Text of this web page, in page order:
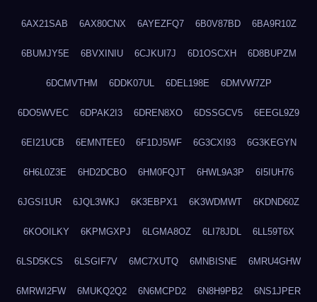
6AX21SAB 6AX80CNX 6AYEZFQ7 6B0V87BD 6BA9R10Z
6BUMJY5E 6BVXINIU 6CJKUI7J 6D1OSCXH 6D8BUPZM
6DCMVTHM 6DDK07UL 6DEL198E 6DMVW7ZP
6DO5WVEC 6DPAK2I3 6DREN8XO 6DSSGCV5 6EEGL9Z9
6EI21UCB 6EMNTEE0 6F1DJ5WF 6G3CXI93 6G3KEGYN
6H6L0Z3E 6HD2DCBO 6HM0FQJT 6HWL9A3P 6I5IUH76
6JGSI1UR 6JQL3WKJ 6K3EBPX1 6K3WDMWT 6KDND60Z
6KOOILKY 6KPMGXPJ 6LGMA8OZ 6LI78JDL 6LL59T6X
6LSD5KCS 6LSGIF7V 6MC7XUTQ 6MNBISNE 6MRU4GHW
6MRWI2FW 6MUKQ2Q2 6N6MCPD2 6N8H9PB2 6NS1JPER